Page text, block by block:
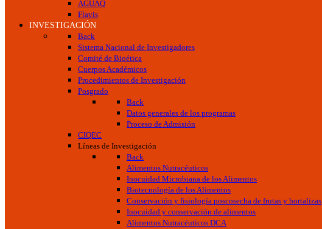
AGUAQ
Flavis
INVESTIGACIÓN
Back
Sistema Nacional de Investigadores
Comité de Bioética
Cuerpos Académicos
Procedimientos de Investigación
Posgrado
Back
Datos generales de los programas
Proceso de Admisión
CIQEC
Líneas de Investigación
Back
Alimentos Nutracéuticos
Inocuidad Microbiana de los Alimentos
Biotecnología de los Alimentos
Conservación y fisiología poscosecha de frutas y hortalizas
Inocuidad y conservación de alimentos
Alimentos Nutracéuticos DCA